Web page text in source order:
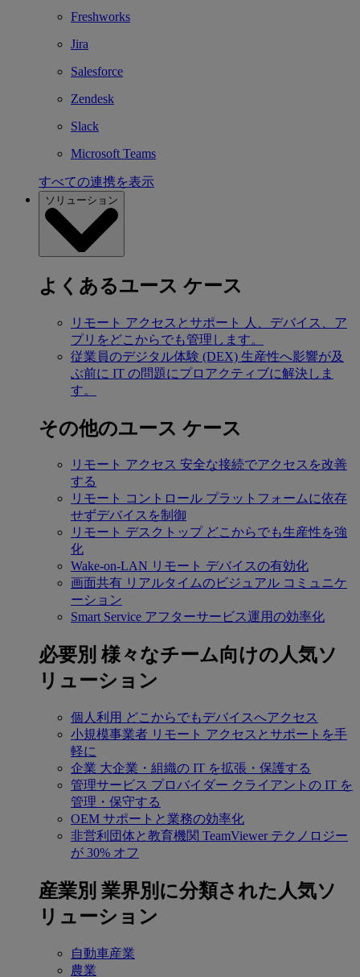
Freshworks
Jira
Salesforce
Zendesk
Slack
Microsoft Teams
すべての連携を表示
ソリューション
よくあるユース ケース
リモート アクセスとサポート
人、デバイス、ア
プリをどこからでも管理します。
従業員のデジタル体験 (DEX) 生産性へ影響が及
ぶ前に IT の問題にプロアクティブに解決しま
す。
その他のユース ケース
リモート アクセス 安全な接続でアクセスを改善
する
リモート コントロール プラットフォームに依存
せずデバイスを制御
リモート デスクトップ どこからでも生産性を強
化
Wake-on-LAN リモート デバイスの有効化
画面共有 リアルタイムのビジュアル コミュニケ
ーション
Smart Service アフターサービス運用の効率化
必要別 様々なチーム向けの人気ソ
リューション
個人利用 どこからでもデバイスへアクセス
小規模事業者 リモート アクセスとサポートを手
軽に
企業 大企業・組織の IT を拡張・保護する
管理サービス プロバイダー クライアントの IT を
管理・保守する
OEM サポートと業務の効率化
非営利団体と教育機関 TeamViewer テクノロジー
が 30% オフ
産業別 業界別に分類された人気ソ
リューション
自動車産業
農業